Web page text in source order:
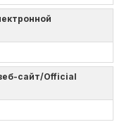
сайт/Official